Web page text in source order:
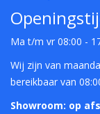
Ma t/m vr 08:00 -
Wij zijn van
bereikbaar van
Showroom: op